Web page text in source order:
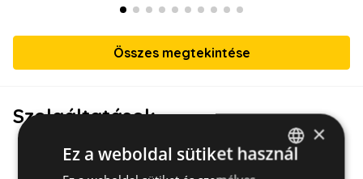
Összes megtekintése
Szolgáltatások
×
Ez a weboldal sütiket használ